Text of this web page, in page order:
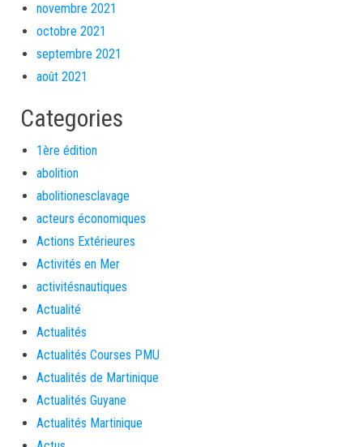
novembre 2021
octobre 2021
septembre 2021
août 2021
Categories
1ère édition
abolition
abolitionesclavage
acteurs économiques
Actions Extérieures
Activités en Mer
activitésnautiques
Actualité
Actualités
Actualités Courses PMU
Actualités de Martinique
Actualités Guyane
Actualités Martinique